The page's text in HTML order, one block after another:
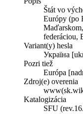
Štát vo
Európy (po
federáciou,
Variant(y) hesla
Україна
Pozri tiež
Európa
Zdroj(e) overenia
Katalogizácia
SFU